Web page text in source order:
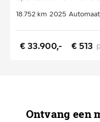
18.752 km 2025 Automaat
€ 33.900,- € 513
Ontvang een